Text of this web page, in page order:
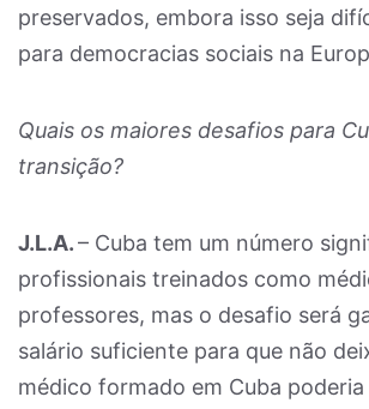
preservados, embora isso seja
para democracias sociais na
Quais os maiores desafios para
transição?
J.L.A.– Cuba tem um número
profissionais treinados como
professores, mas o desafio será
salário suficiente para que não
médico formado em Cuba